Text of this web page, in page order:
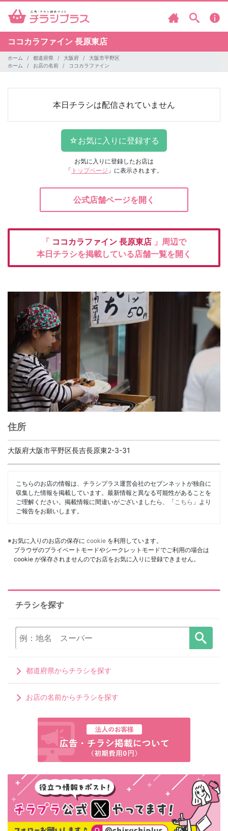
ココカラファイン 長原東店
ホーム 都道府県 大阪府
大阪市平野区
ホーム
お店の名前 ココカラファイン
本日チラシは配信されていません
お気に入りに登録したお店は
「 トップページ 」に表示されます。
公式店舗ページを開く
「 ココカラファイン 長原東店 」周辺で
本日チラシを掲載している店舗一覧を開く
住所
大阪府大阪市平野区長吉長原東2-3-31
こちらのお店の情報は、チラシプラス運営会社のセブンネットが独自に
収集した情報を掲載しています。最新情報と異なる可能性があることを
ご理解ください。掲載情報に間違いがございましたら、「 こちら 」より
ご報告をお願いします。
※お気に入りのお店の保存に cookie を利用しています。
ブラウザのプライベートモードやシークレットモードでご利用の場合は
cookie が保存されませんのでお店をお気に入りに登録できません。
チラシを探す
都道府県からチラシを探す
お店の名前からチラシを探す